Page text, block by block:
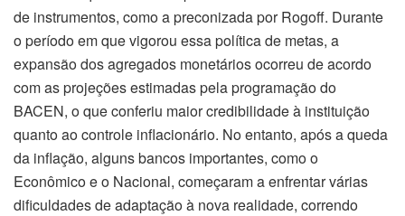
de instrumentos, como a preconizada por Rogoff. Durante
o período em que vigorou essa política de metas, a
expansão dos agregados monetários ocorreu de acordo
com as projeções estimadas pela programação do
BACEN, o que conferiu maior credibilidade à instituição
quanto ao controle inflacionário. No entanto, após a queda
da inflação, alguns bancos importantes, como o
Econômico e o Nacional, começaram a enfrentar várias
dificuldades de adaptação à nova realidade, correndo